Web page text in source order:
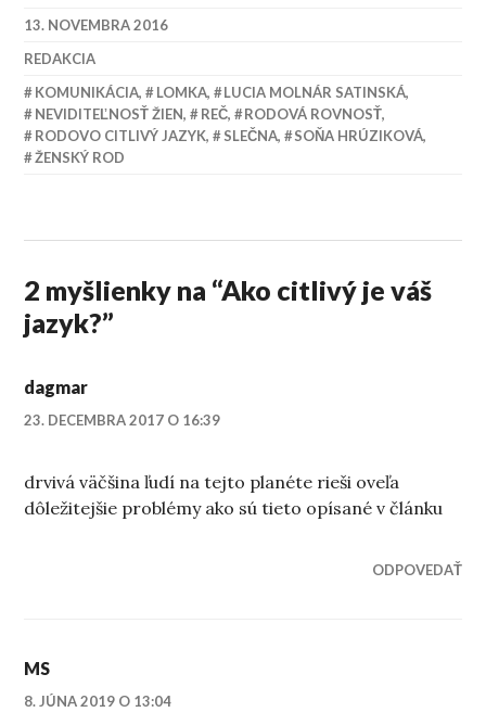
13. NOVEMBRA 2016
REDAKCIA
KOMUNIKÁCIA, LOMKA, LUCIA MOLNÁR SATINSKÁ,
NEVIDITEĽNOSŤ ŽIEN, REČ, RODOVÁ ROVNOSŤ,
RODOVO CITLIVÝ JAZYK, SLEČNA, SOŇA HRÚZIKOVÁ,
ŽENSKÝ ROD
2 myšlienky na “Ako citlivý je váš
jazyk?”
dagmar
23. DECEMBRA 2017 O 16:39
drvivá väčšina ľudí na tejto planéte rieši oveľa
dôležitejšie problémy ako sú tieto opísané v článku
ODPOVEDAŤ
MS
8. JÚNA 2019 O 13:04